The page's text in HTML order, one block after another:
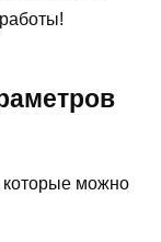
которые можно